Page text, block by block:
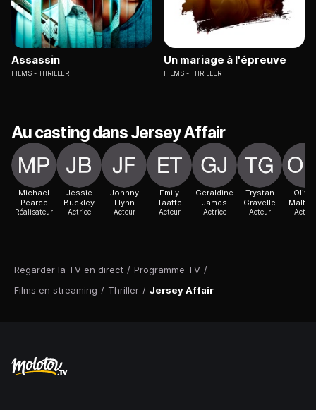
Regarder la TV en direct / Programme TV /
Films en streaming / Thriller / Jersey Affair
Assassin
FILMS THRILLER
Un mariage à l'épreuve
FILMS THRILLER
Au casting dans Jersey Affair
Michael
Pearce
Réalisateur
Jessie
Buckley
Actrice
Johnny
Flynn
Acteur
Emily
Taaffe
Acteur
Geraldine
James
Actrice
Trystan
Gravelle
Acteur
Oliver
Acteur